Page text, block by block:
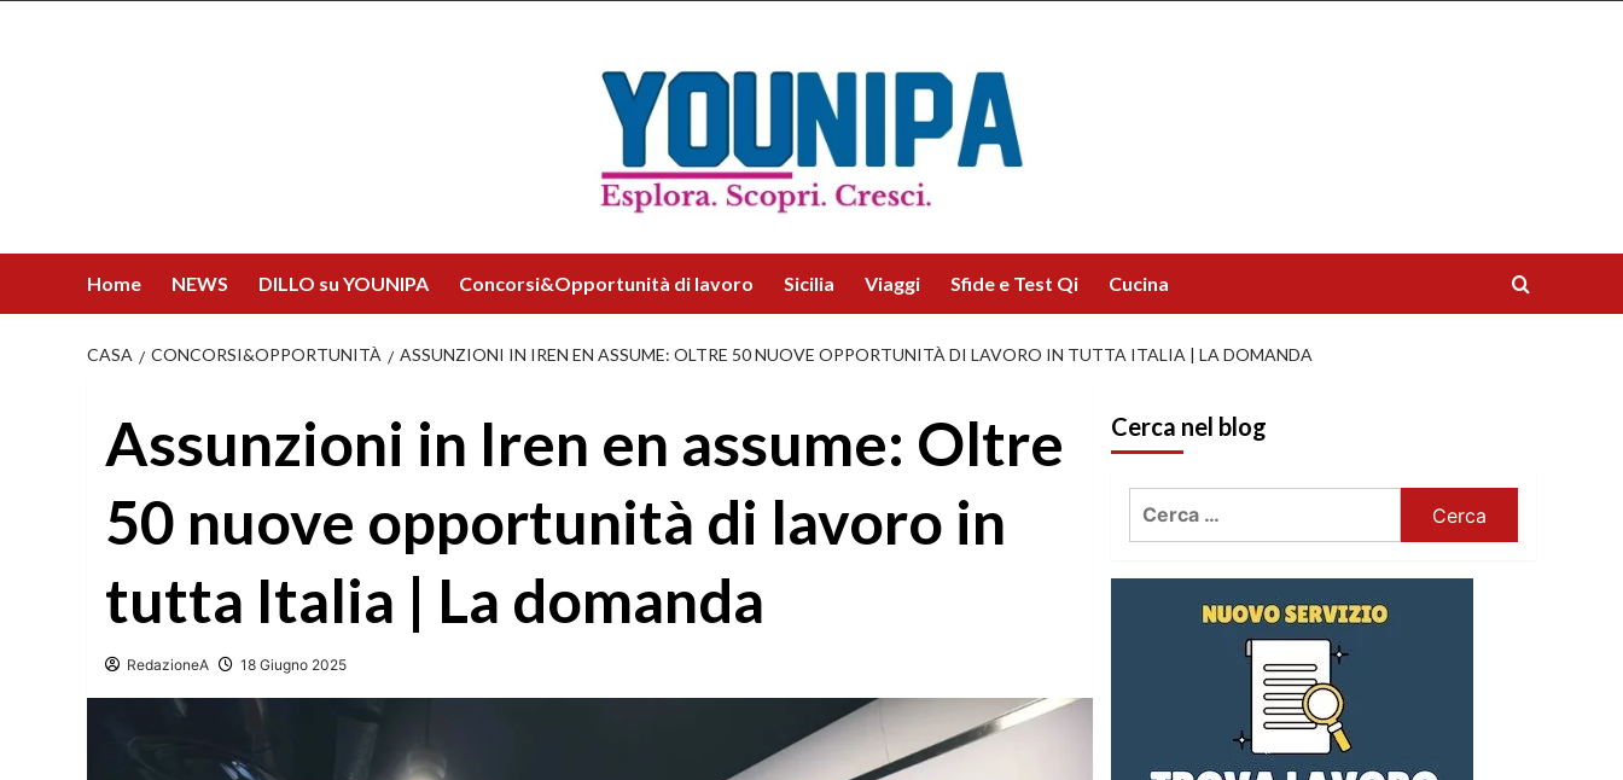
Home NEWS DILLO su YOUNIPA Concorsi&Opportunità di lavoro Sicilia Viaggi Sfide e Test Qi Cucina
CASA CONCORSI&OPPORTUNITÀ ASSUNZIONI IN IREN EN ASSUME: OLTRE 50 NUOVE OPPORTUNITÀ DI LAVORO IN TUTTA ITALIA | LA DOMANDA
Assunzioni in Iren en assume: Oltre
50 nuove opportunità di lavoro in
tutta Italia | La domanda
RedazioneA 18 Giugno 2025
Cerca nel blog
Ricerca